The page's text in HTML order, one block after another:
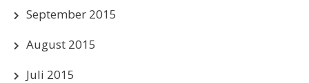
September 2015
August 2015
Juli 2015